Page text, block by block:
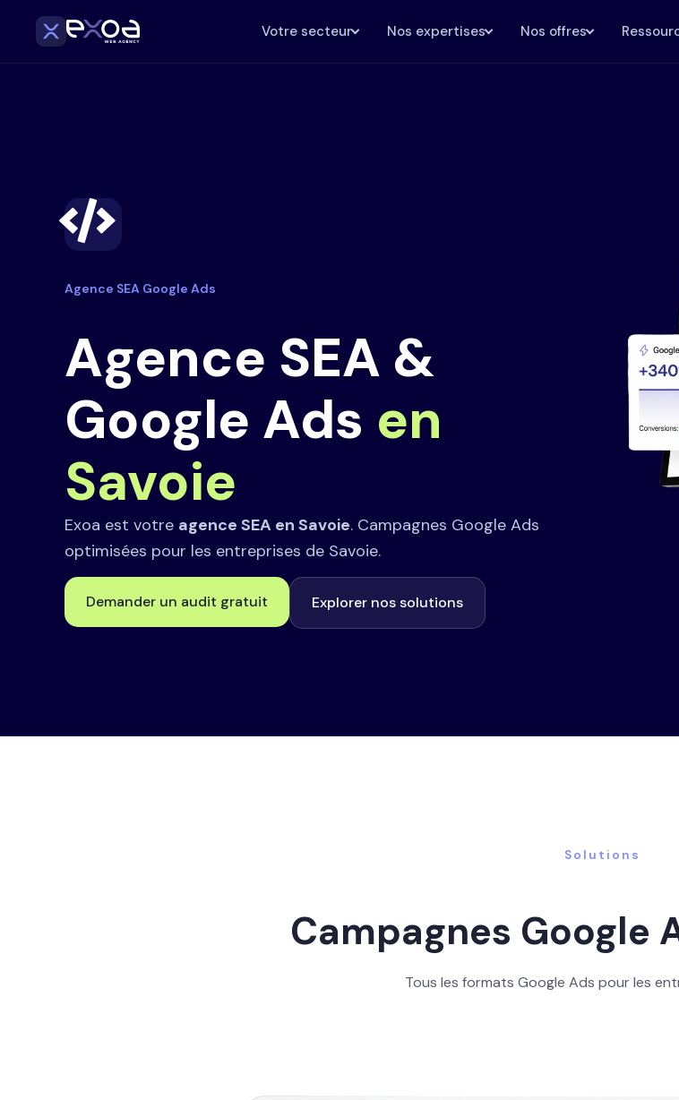
Votre secteur Nos expertises Nos offres
Agence SEA Google Ads
Agence SEA &
Google Ads en
Savoie
Exoa est votre agence SEA en Savoie. Campagnes Google Ads
optimisées pour les entreprises de Savoie.
Demander un audit gratuit Explorer nos solutions
Solutions
Campagnes Google
Tous les formats Google Ads pour les